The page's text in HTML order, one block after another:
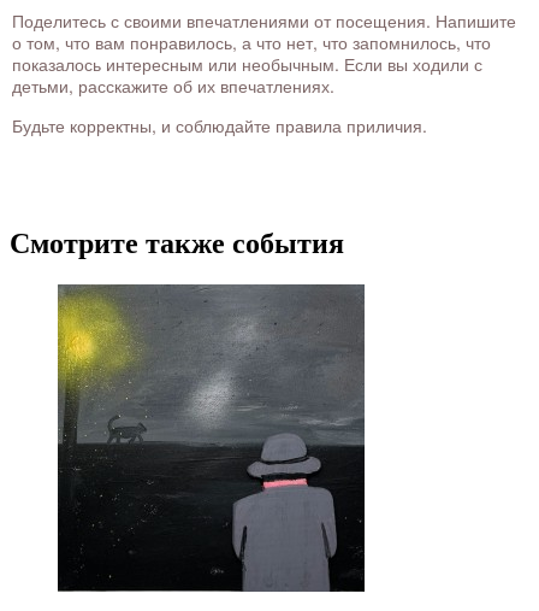
Поделитесь с своими впечатлениями от посещения. Напишите
о том, что вам понравилось, а что нет, что запомнилось, что
показалось интересным или необычным. Если вы ходили с
детьми, расскажите об их впечатлениях.
Будьте корректны, и соблюдайте правила приличия.
Смотрите также события